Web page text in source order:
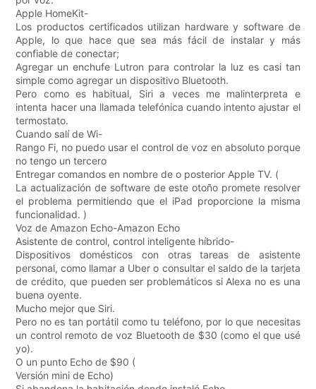
Apple HomeKit-
Los productos certificados utilizan hardware y software de
Apple, lo que hace que sea más fácil de instalar y más
confiable de conectar;
Agregar un enchufe Lutron para controlar la luz es casi tan
simple como agregar un dispositivo Bluetooth.
Pero como es habitual, Siri a veces me malinterpreta e
intenta hacer una llamada telefónica cuando intento ajustar el
termostato.
Cuando salí de Wi-
Rango Fi, no puedo usar el control de voz en absoluto porque
no tengo un tercero
Entregar comandos en nombre de o posterior Apple TV. (
La actualización de software de este otoño promete resolver
el problema permitiendo que el iPad proporcione la misma
funcionalidad. )
Voz de Amazon Echo-Amazon Echo
Asistente de control, control inteligente híbrido-
Dispositivos domésticos con otras tareas de asistente
personal, como llamar a Uber o consultar el saldo de la tarjeta
de crédito, que pueden ser problemáticos si Alexa no es una
buena oyente.
Mucho mejor que Siri.
Pero no es tan portátil como tu teléfono, por lo que necesitas
un control remoto de voz Bluetooth de $30 (como el que usé
yo).
O un punto Echo de $90 (
Versión mini de Echo)